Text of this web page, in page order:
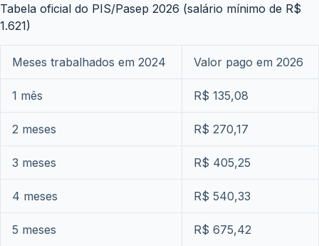
Tabela oficial do PIS/Pasep 2026 (salário mínimo de R$
1.621)
Meses trabalhados em 2024 Valor pago em 2026
1 mês R$ 135,08
2 meses R$ 270,17
3 meses R$ 405,25
4 meses R$ 540,33
5 meses R$ 675,42